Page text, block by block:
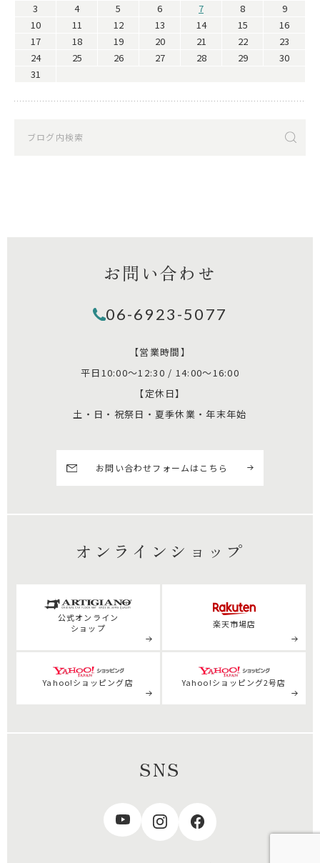
3
4 5 6 7 8
9
10
11 12 13 14 15
16
17
18 19 20 21 22
23
24
25 26 27 28 29
30
31
お問い合わせ
06-6923-5077
【営業時間】
平日10:00～12:30 / 14:00～16:00
【定休日】
土・日・祝祭日・夏季休業・年末年始
お問い合わせフォームはこちら
オンラインショップ
公式オンライン
ショップ
楽天市場店
Yahoo!ショッピング店 Yahoo!ショッピング2号店
SNS